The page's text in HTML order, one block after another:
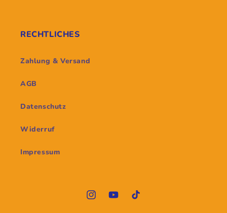
RECHTLICHES
Zahlung & Versand
AGB
Datenschutz
Widerruf
Impressum
InstagramYouTubeTikTok